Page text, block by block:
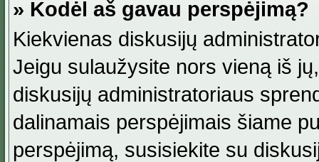
» Kodėl aš gavau perspėjimą?
Kiekvienas diskusijų
Jeigu sulaužysite nors vieną iš
diskusijų administratoriaus
dalinamais perspėjimais šiame
perspėjimą, susisiekite su